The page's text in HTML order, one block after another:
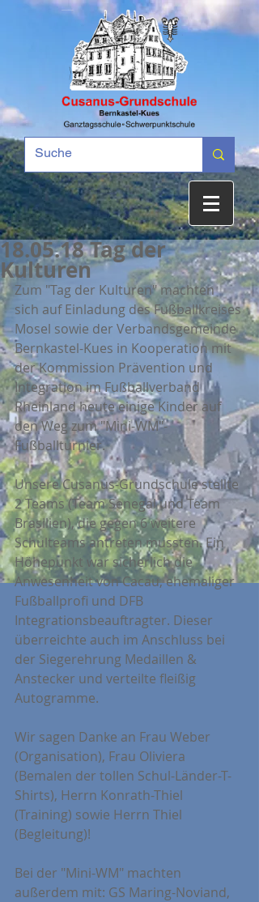
18.05.18 Tag der
Kulturen
Zum "Tag der Kulturen" machten
sich auf Einladung des Fußballkreises
Mosel sowie der Verbandsgemeinde
Bernkastel-Kues in Kooperation mit
der Kommission Prävention und
Integration im Fußballverband
Rheinland heute einige Kinder auf
den Weg zum "Mini-WM"-
Fußballturnier.
Unsere Cusanus-Grundschule stellte
2 Teams (Team Senegal und Team
Brasilien), die gegen 6 weitere
Schulteams antreten mussten. Ein
Höhepunkt war sicherlich die
Anwesenheit von Cacau, ehemaliger
Fußballprofi und DFB
Integrationsbeauftragter. Dieser
überreichte auch im Anschluss bei
der Siegerehrung Medaillen &
Anstecker und verteilte fleißig
Autogramme.
Wir sagen Danke an Frau Weber
(Organisation), Frau Oliviera
(Bemalen der tollen Schul-Länder-T-
Shirts), Herrn Konrath-Thiel
(Training) sowie Herrn Thiel
(Begleitung)!
Bei der "Mini-WM" machten
außerdem mit: GS Maring-Noviand,